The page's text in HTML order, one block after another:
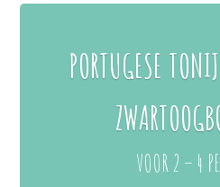
PORTUGESE
VOOR 2 – 4